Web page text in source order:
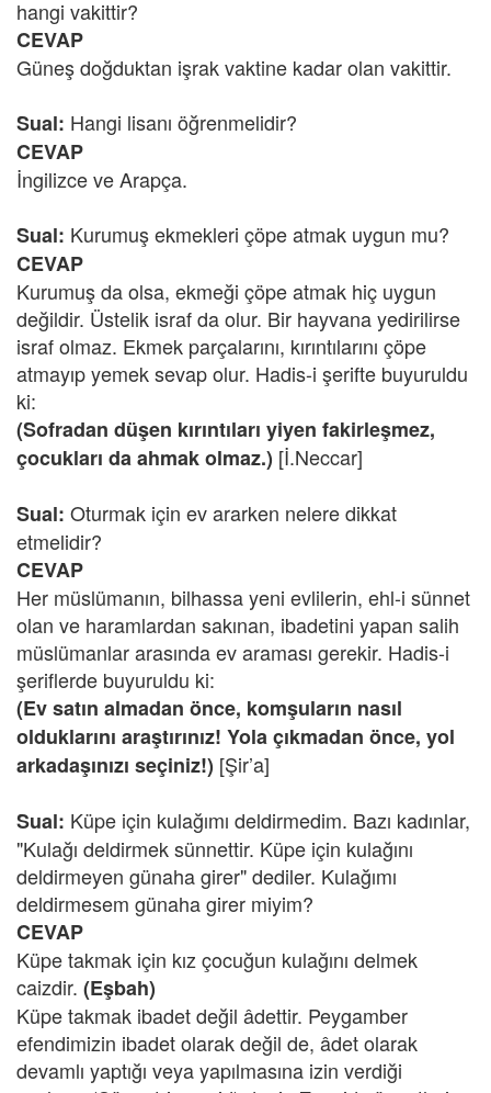
hangi vakittir?
CEVAP
Güneş doğduktan işrak vaktine kadar olan vakittir.
Sual: Hangi lisanı öğrenmelidir?
CEVAP
İngilizce ve Arapça.
Sual: Kurumuş ekmekleri çöpe atmak uygun mu?
CEVAP
Kurumuş da olsa, ekmeği çöpe atmak hiç uygun
değildir. Üstelik israf da olur. Bir hayvana yedirilirse
israf olmaz. Ekmek parçalarını, kırıntılarını çöpe
atmayıp yemek sevap olur. Hadis-i şerifte buyuruldu
ki:
(Sofradan düşen kırıntıları yiyen fakirleşmez,
çocukları da ahmak olmaz.) [İ.Neccar]
Sual: Oturmak için ev ararken nelere dikkat
etmelidir?
CEVAP
Her müslümanın, bilhassa yeni evlilerin, ehl-i sünnet
olan ve haramlardan sakınan, ibadetini yapan salih
müslümanlar arasında ev araması gerekir. Hadis-i
şeriflerde buyuruldu ki:
(Ev satın almadan önce, komşuların nasıl
olduklarını araştırınız! Yola çıkmadan önce, yol
arkadaşınızı seçiniz!) [Şir’a]
Sual: Küpe için kulağımı deldirmedim. Bazı kadınlar,
"Kulağı deldirmek sünnettir. Küpe için kulağını
deldirmeyen günaha girer" dediler. Kulağımı
deldirmesem günaha girer miyim?
CEVAP
Küpe takmak için kız çocuğun kulağını delmek
caizdir. (Eşbah)
Küpe takmak ibadet değil âdettir. Peygamber
efendimizin ibadet olarak değil de, âdet olarak
devamlı yaptığı veya yapılmasına izin verdiği